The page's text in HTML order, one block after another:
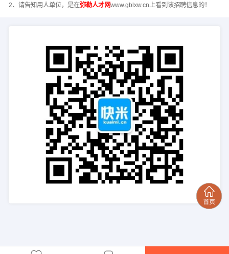
2、请告知用人单位，是在弥勒人才网www.gblxw.cn上看到该招聘信息的！